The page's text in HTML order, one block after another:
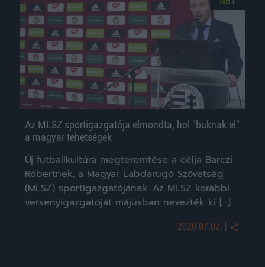
Az MLSZ sportigazgatója elmondta, hol "buknak el"
a magyar tehetségek
Új futballkultúra megteremtése a célja Barczi
Róbertnek, a Magyar Labdarúgó Szövetség
(MLSZ) sportigazgatójának. Az MLSZ korábbi
versenyigazgatóját májusban nevezték ki […]
2020.07.07. |